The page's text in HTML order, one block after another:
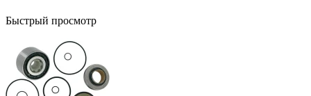
Быстрый просмотр